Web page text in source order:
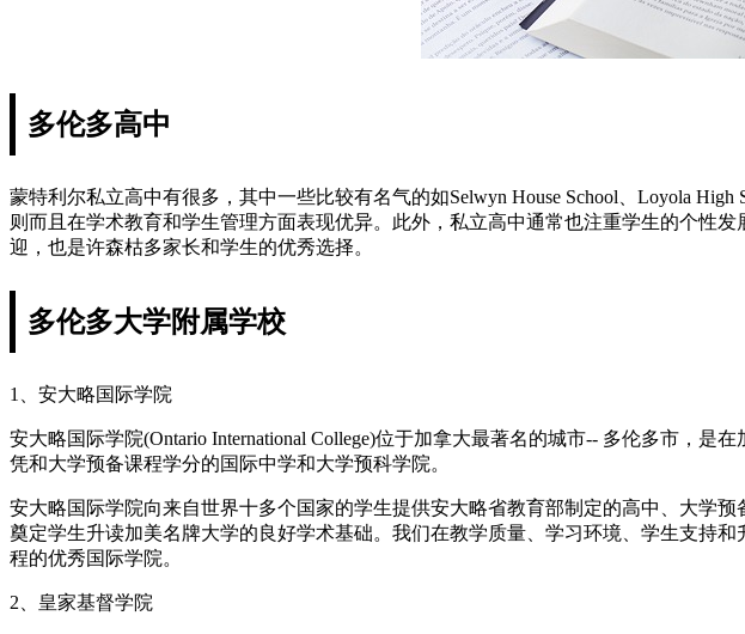
多伦多高中
蒙特利尔私立高中有很多，其中一些比较有名气的如Selwyn House School、Loyola
则而且在学术教育和学生管理方面表现优异。此外，私立高中通常也注重学生的个性
迎，也是许森枯多家长和学生的优秀选择。
多伦多大学附属学校
1、安大略国际学院
安大略国际学院(Ontario International College)位于加拿大最著名的城市-- 多伦多市，
凭和大学预备课程学分的国际中学和大学预科学院。
安大略国际学院向来自世界十多个国家的学生提供安大略省教育部制定的高中、大学
奠定学生升读加美名牌大学的良好学术基础。我们在教学质量、学习环境、学生支持
程的优秀国际学院。
2、皇家基督学院